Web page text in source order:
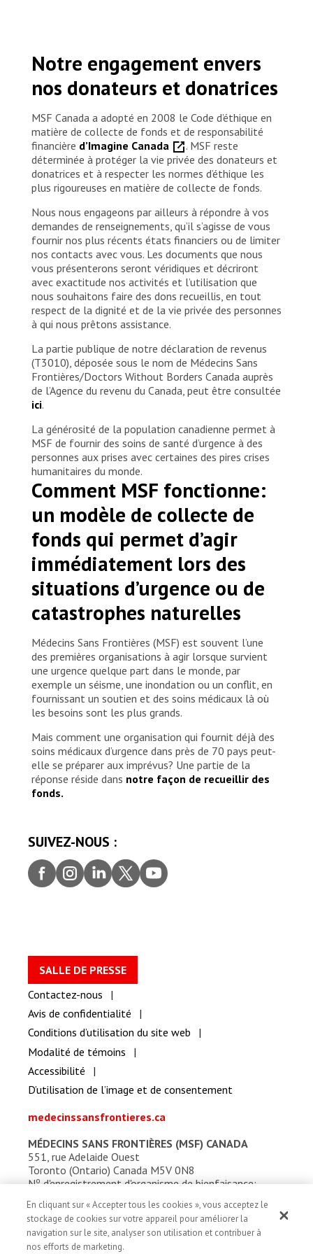
États financiers 2021
États financiers 2020
INTERNATIONAL
Notre engagement envers
nos donateurs et donatrices
MSF Canada a adopté en 2008 le Code d’éthique en
matière de collecte de fonds et de responsabilité
financière d’Imagine Canada
. MSF reste
déterminée à protéger la vie privée des donateurs et
donatrices et à respecter les normes d’éthique les
plus rigoureuses en matière de collecte de fonds.
Nous nous engageons par ailleurs à répondre à vos
demandes de renseignements, qu’il s’agisse de vous
fournir nos plus récents états financiers ou de limiter
nos contacts avec vous. Les documents que nous
vous présenterons seront véridiques et décriront
avec exactitude nos activités et l’utilisation que
nous souhaitons faire des dons recueillis, en tout
respect de la dignité et de la vie privée des personnes
à qui nous prêtons assistance.
La partie publique de notre déclaration de revenus
(T3010), déposée sous le nom de Médecins Sans
Frontières/Doctors Without Borders Canada auprès
de l’Agence du revenu du Canada, peut être consultée
ici.
La générosité de la population canadienne permet à
MSF de fournir des soins de santé d’urgence à des
personnes aux prises avec certaines des pires crises
humanitaires du monde.
Comment MSF fonctionne:
un modèle de collecte de
fonds qui permet d’agir
immédiatement lors des
situations d’urgence ou de
catastrophes naturelles
Médecins Sans Frontières (MSF) est souvent l’une
des premières organisations à agir lorsque survient
une urgence quelque part dans le monde, par
exemple un séisme, une inondation ou un conflit, en
fournissant un soutien et des soins médicaux là où
les besoins sont les plus grands.
Mais comment une organisation qui fournit déjà des
soins médicaux d’urgence dans près de 70 pays peut-
elle se préparer aux imprévus? Une partie de la
réponse réside dans notre façon de recueillir des
fonds.
SUIVEZ-NOUS :
Faceb
ook
Insta
gram
Linke
dIn
Twitt
er
youtu
be
SALLE DE PRESSE
Contactez-nous
Avis de confidentialité
Conditions d’utilisation du site web
Modalité de témoins
Accessibilité
D’utilisation de l’image et de consentement
medecinssansfrontieres.ca
MÉDECINS SANS FRONTIÈRES (MSF) CANADA
551, rue Adelaide Ouest
Toronto (Ontario) Canada M5V 0N8
Nod'enregistrement d'organisme de bienfaisance:
En cliquant sur « Accepter tous les cookies », vous acceptez le
stockage de cookies sur votre appareil pour améliorer la
navigation sur le site, analyser son utilisation et contribuer à
nos efforts de marketing.